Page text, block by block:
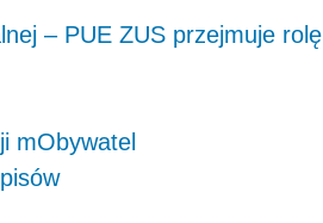
– PUE ZUS przejmuje rolę
mObywatel